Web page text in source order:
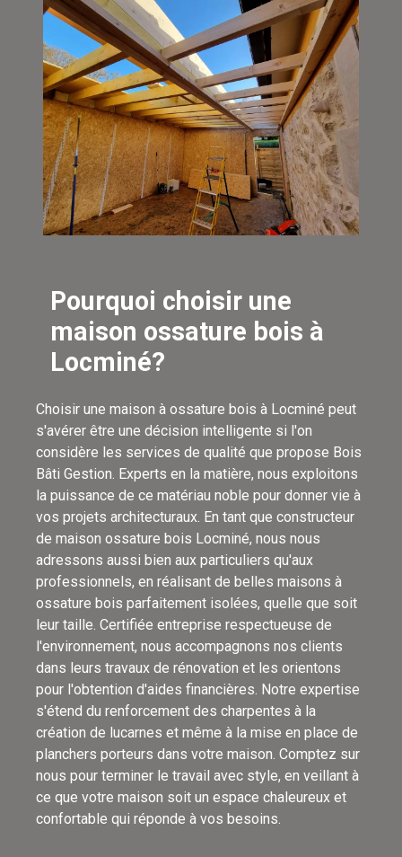
Pourquoi choisir une
maison ossature bois à
Locminé?
Choisir une maison à ossature bois à Locminé peut
s'avérer être une décision intelligente si l'on
considère les services de qualité que propose Bois
Bâti Gestion. Experts en la matière, nous exploitons
la puissance de ce matériau noble pour donner vie à
vos projets architecturaux. En tant que constructeur
de maison ossature bois Locminé, nous nous
adressons aussi bien aux particuliers qu'aux
professionnels, en réalisant de belles maisons à
ossature bois parfaitement isolées, quelle que soit
leur taille. Certifiée entreprise respectueuse de
l'environnement, nous accompagnons nos clients
dans leurs travaux de rénovation et les orientons
pour l'obtention d'aides financières. Notre expertise
s'étend du renforcement des charpentes à la
création de lucarnes et même à la mise en place de
planchers porteurs dans votre maison. Comptez sur
nous pour terminer le travail avec style, en veillant à
ce que votre maison soit un espace chaleureux et
confortable qui réponde à vos besoins.